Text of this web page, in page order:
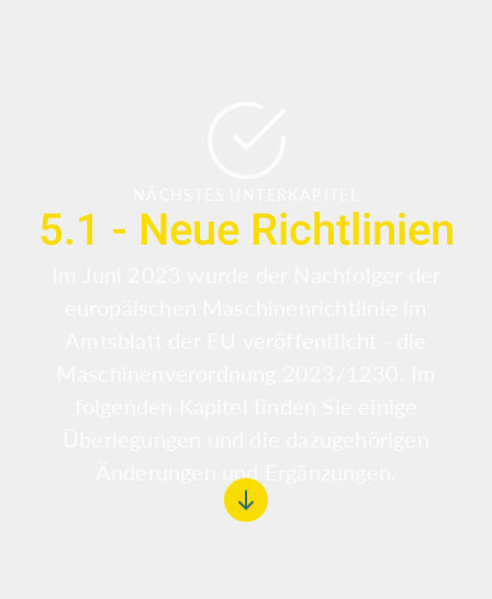
5.1 - Neue Richtlinien
Änderungen und Ergänzungen.